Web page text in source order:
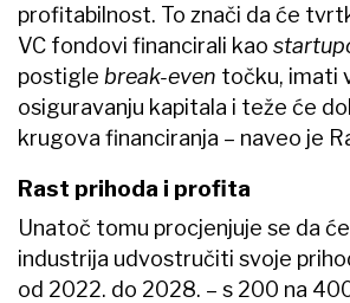
profitabilnost. To znači da će
VC fondovi financirali kao
postigle break-even točku, imati
osiguravanju kapitala i teže će
krugova financiranja – naveo je
Rast prihoda i profita
Unatoč tomu procjenjuje se da će
industrija udvostručiti svoje
od 2022. do 2028. – s 200 na